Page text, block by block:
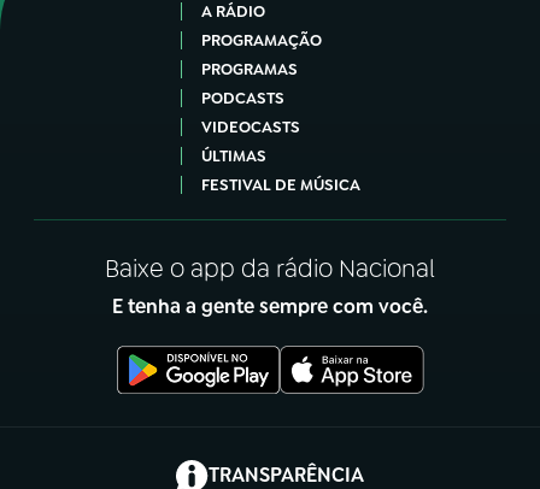
A RÁDIO
PROGRAMAÇÃO
PROGRAMAS
PODCASTS
VIDEOCASTS
ÚLTIMAS
FESTIVAL DE MÚSICA
Baixe o app da rádio Nacional
E tenha a gente sempre com você.
TRANSPARÊNCIA
(abre em nova aba)